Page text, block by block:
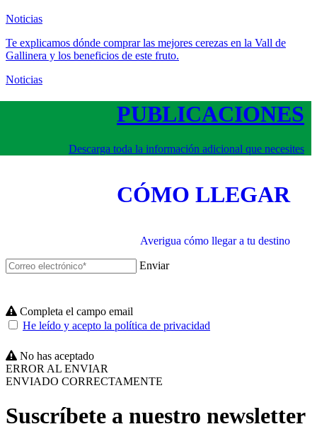
Noticias
Te explicamos dónde comprar las mejores cerezas en la Vall de
Gallinera y los beneficios de este fruto.
Noticias
PUBLICACIONES
Descarga toda la información adicional que necesites
CÓMO LLEGAR
Averigua cómo llegar a tu destino
Enviar
Completa el campo email
He leído y acepto la política de privacidad
No has aceptado
ERROR AL ENVIAR
ENVIADO CORRECTAMENTE
Suscríbete a nuestro newsletter